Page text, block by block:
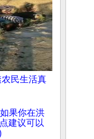
民生活真
果你在洪
建议可以